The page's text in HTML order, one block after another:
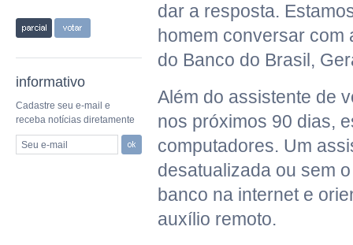
informativo
Cadastre seu e-mail e
receba notícias diretamente
Seu e-mail
dar a resposta.
homem conversar com
do Banco do Brasil,
Além do assistente de
nos próximos 90 dias,
computadores. Um
desatualizada ou sem
banco na internet e
auxílio remoto.